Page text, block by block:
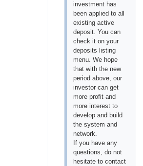
investment has
been applied to all
existing active
deposit. You can
check it on your
deposits listing
menu. We hope
that with the new
period above, our
investor can get
more profit and
more interest to
develop and build
the system and
network.
If you have any
questions, do not
hesitate to contact